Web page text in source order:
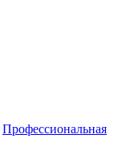
Профессиональная